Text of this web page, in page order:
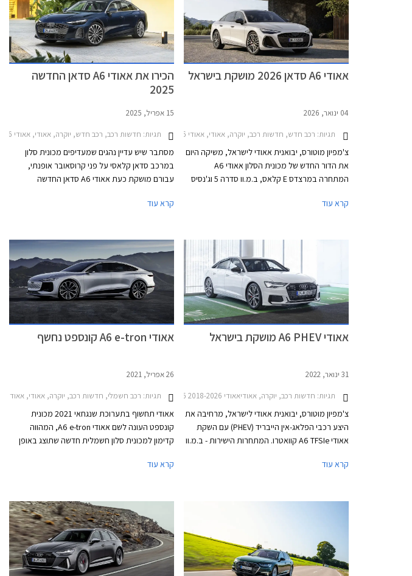
אאודי A6 סדאן 2026 מושקת בישראל
04 ינואר, 2026
תגיות: רכב חדש, חדשות רכב, יוקרה, אאודי, אאודי A6 2018-2026, אאודי A6 2026-2026מחירון רכב
צ'מפיון מוטורס, יבואנית אאודי לישראל, משיקה היום
את הדור החדש של מכונית הסלון אאודי A6
המתחרה במרצדס E קלאס, ב.מ.וו סדרה 5 וג'נסיס
מערכות הנעה לבחירה. המחיר עומד על החל מ-
קרא עוד
הכירו את אאודי A6 סדאן החדשה
2025
15 אפריל, 2025
תגיות: חדשות רכב, רכב חדש, יוקרה, אאודי, אאודי A6 2018-2026אאודי A6 2026-2026
מסתבר שיש עדיין נהגים שמעדיפים מכונית סלון
במרכב סדאן קלאסי על פני קרוסאובר אופנתי,
עבורם מושקת כעת אאודי A6 סדאן החדשה
פלטפורמת PPC המשמשת את רכבי הפרימיום של
קבוצת פולקסווגן ומותאמת למנועי בעירה פנימית
כך שמדובר ברכבים שונים לגמרי, למרות השם
הדומה.
קרא עוד
אאודי A6 PHEV מושקת בישראל
31 ינואר, 2022
תגיות: חדשות רכב, יוקרה, אאודיאאודי A6 2018-2026
צ'מפיון מוטורס, יבואנית אאודי לישראל, מרחיבה את
היצע רכבי הפלאג-אין הייבריד (PHEV) עם השקת
אאודי A6 TFSIe קוואטרו. המתחרות הישירות - ב.מ.וו
קצרה בגרסאות היברידיות נטענות אשר בזכות
קרא עוד
אאודי A6 e-tron קונספט נחשף
26 אפריל, 2021
תגיות: רכב חשמלי, חדשות רכב, יוקרה, אאודי, אאודי A6 2018-2026, אאודי A6 Avant e-tron 2025-2026אאודי A6 Sportback e-tron 2025-2026
אאודי תחשוף בתערוכת שנגחאי 2021 מכונית
קונספט העונה לשם אאודי A6 e-tron, המהווה
קדימון למכונית סלון חשמלית חדשה שתוצג באופן
השימוש בשם הדגם A6 מסמן את מיקומו של הדגם
החדש במבחר הדגמים של היצרנית. מדובר במכונית
סלון במידות מקבילות לאאודי A6, שתתחרה
בדגמים כגון טסלה מודל S, וברכבי סלון חשמליים
נוספים שיגיעו לשוק בשנים הקרובות.
קרא עוד